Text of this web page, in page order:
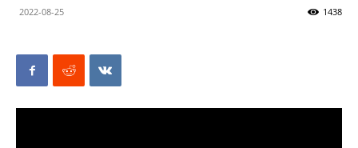
2022-08-25 1438